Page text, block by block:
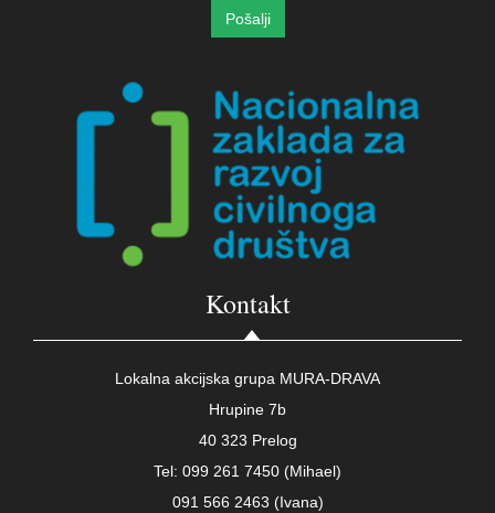
Kontakt
Lokalna akcijska grupa MURA-DRAVA
Hrupine 7b
40 323 Prelog
Tel: 099 261 7450 (Mihael)
091 566 2463 (Ivana)